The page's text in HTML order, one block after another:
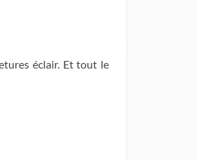
éclair. Et tout le